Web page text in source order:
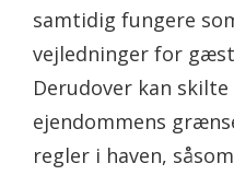
samtidig fungere
vejledninger for
Derudover kan
ejendommens
regler i haven,